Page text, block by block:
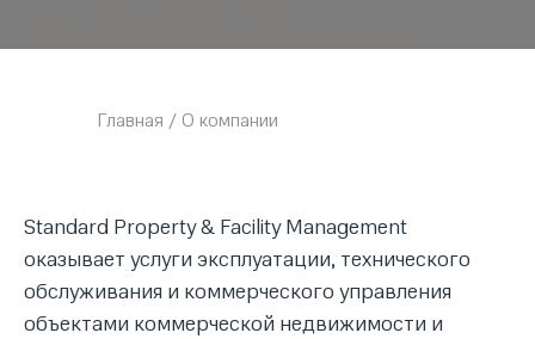
Главная / О компании
Standard Property & Facility Management
оказывает услуги эксплуатации, технического
обслуживания и коммерческого управления
объектами коммерческой недвижимости и